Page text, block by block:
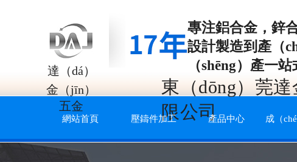
達（dá）
金（jīn）
五金
專注鋁合金，鋅
設計製造到產（
（shēng）產一
東（dōng）莞
限公司
網站首頁 壓鑄件加工 產品中心 成（